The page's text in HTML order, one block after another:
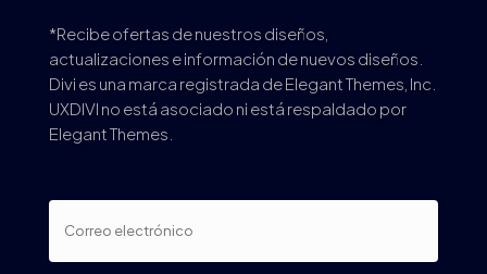
*Recibe ofertas de nuestros diseños,
actualizaciones e información de nuevos diseños.
Divi es una marca registrada de Elegant Themes, Inc.
UXDIVI no está asociado ni está respaldado por
Elegant Themes.